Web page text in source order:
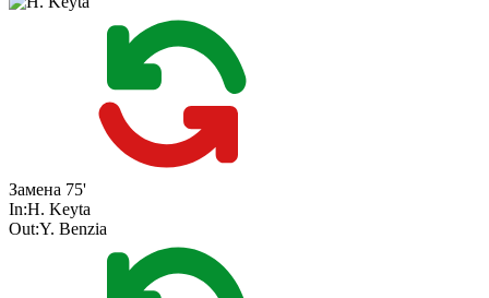
Замена 75'
In:H. Keyta
Out:Y. Benzia